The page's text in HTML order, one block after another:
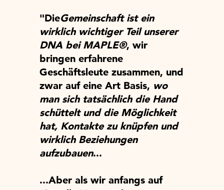
"DieGemeinschaft ist ein
wirklich wichtiger Teil unserer
DNA bei MAPLE®, wir
bringen erfahrene
Geschäftsleute zusammen, und
zwar auf eine Art Basis, wo
man sich tatsächlich die Hand
schüttelt und die Möglichkeit
hat, Kontakte zu knüpfen und
wirklich Beziehungen
aufzubauen...
...Aber als wir anfangs auf